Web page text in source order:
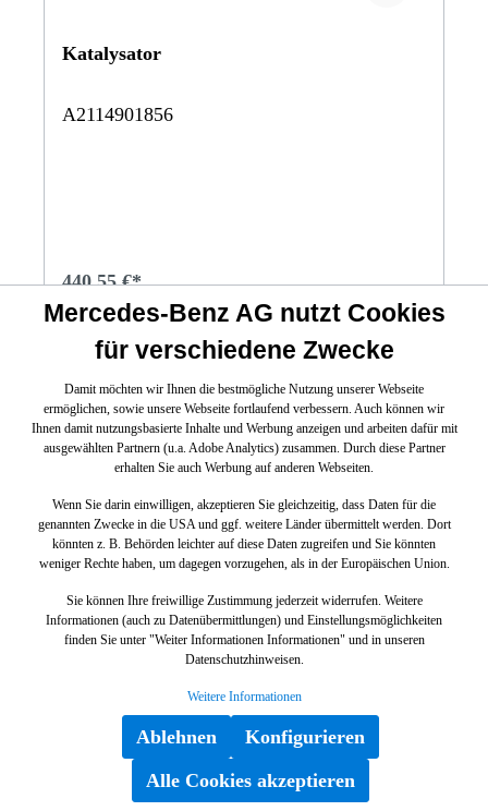
Katalysator
A2114901856
440,55 €*
Benachrichtige mich
Mit dem Absenden des Formulars akzeptiere ich dieAllgemeinen
Geschäftsbedingungen sowie dieDatenschutzbestimmungen.
Mercedes-Benz AG nutzt Cookies
für verschiedene Zwecke
Damit möchten wir Ihnen die bestmögliche Nutzung unserer Webseite
ermöglichen, sowie unsere Webseite fortlaufend verbessern. Auch können wir
Ihnen damit nutzungsbasierte Inhalte und Werbung anzeigen und arbeiten dafür mit
ausgewählten Partnern (u.a. Adobe Analytics) zusammen. Durch diese Partner
erhalten Sie auch Werbung auf anderen Webseiten.
Wenn Sie darin einwilligen, akzeptieren Sie gleichzeitig, dass Daten für die
genannten Zwecke in die USA und ggf. weitere Länder übermittelt werden. Dort
könnten z. B. Behörden leichter auf diese Daten zugreifen und Sie könnten
weniger Rechte haben, um dagegen vorzugehen, als in der Europäischen Union.
Sie können Ihre freiwillige Zustimmung jederzeit widerrufen. Weitere
Informationen (auch zu Datenübermittlungen) und Einstellungsmöglichkeiten
finden Sie unter "Weiter Informationen Informationen" und in unseren
Datenschutzhinweisen.
Weitere Informationen
Ablehnen
Konfigurieren
Alle Cookies akzeptieren